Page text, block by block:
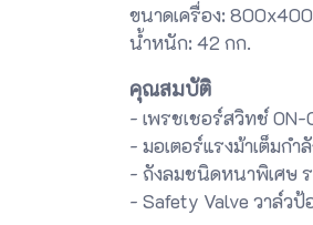
ขนาดเครื่อง:
น้ำหนัก: 42 กก.
คุณสมบัติ
- เพรชเชอร์สวิทช์ ON-
- มอเตอร์แรงม้าเต็มกำ
- ถังลมชนิดหนาพิเศษ
- Safety Valve วาล์ว